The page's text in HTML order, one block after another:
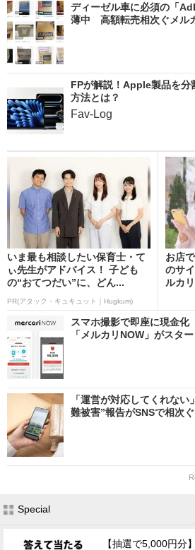
ディーゼル車に必須の「
薄中 高額転売相次ぐメル
FPが解説！Apple製品を分
方法とは？
Fav-Log
いま最も相談したい保育士・て
ぃ先生がアドバイス！ 子ども
の“おてつだい”に、どん...
PR(アタック・キュキュット｜Hugkum)
お店
のサ
ルカ
スマホ撮影で即座に現金
「メルカリNOW」がスタ
「運営が対応してくれな
難被害”報告がSNSで相次
Special
【抽選で5,000円分